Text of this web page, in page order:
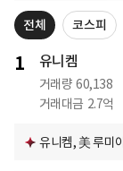
전체 코스피
1 유니켐
거래량 60,138
거래대금 2.7억
유니켐, 美 루미